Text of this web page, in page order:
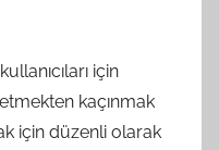
için
kaçınmak
için düzenli olarak